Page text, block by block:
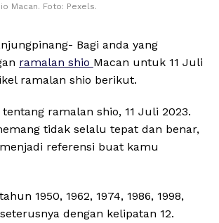
Macan. Foto: Pexels.
Bagi anda yang
ramalan shio Macan untuk 11 Juli
ramalan shio berikut.
ramalan shio, 11 Juli 2023.
tidak selalu tepat dan benar,
referensi buat kamu
1950, 1962, 1974, 1986, 1998,
dengan kelipatan 12.